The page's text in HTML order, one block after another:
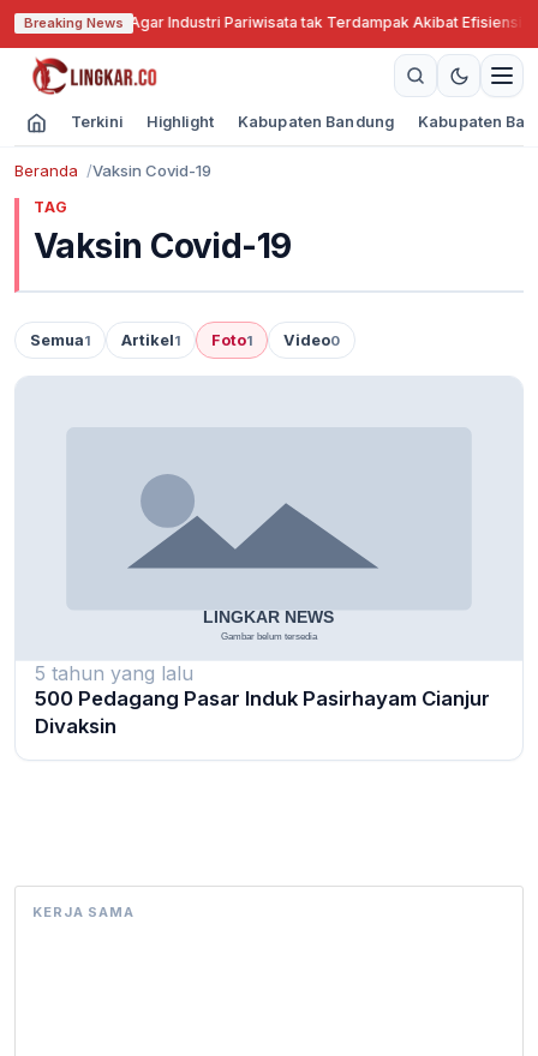
Breaking News
Cari Solusi Agar Industri Pariwisata tak Terdampak Akibat Efisiensi
Terkini Highlight Kabupaten Bandung Kabupaten
Beranda Vaksin Covid-19
TAG
Vaksin Covid-19
Semua1 Artikel1 Foto1 Video0
5 tahun yang lalu
500 Pedagang Pasar Induk Pasirhayam Cianjur
Divaksin
KERJA SAMA